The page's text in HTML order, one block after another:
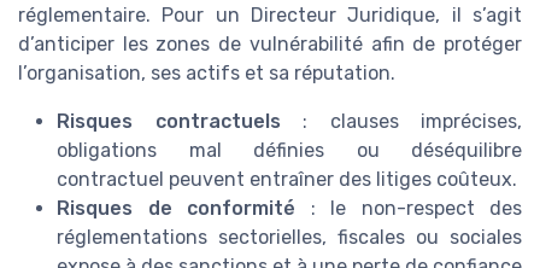
réglementaire. Pour un Directeur Juridique, il s’agit
d’anticiper les zones de vulnérabilité afin de protéger
l’organisation, ses actifs et sa réputation.
Risques contractuels : clauses imprécises,
obligations mal définies ou déséquilibre
contractuel peuvent entraîner des litiges coûteux.
Risques de conformité : le non-respect des
réglementations sectorielles, fiscales ou sociales